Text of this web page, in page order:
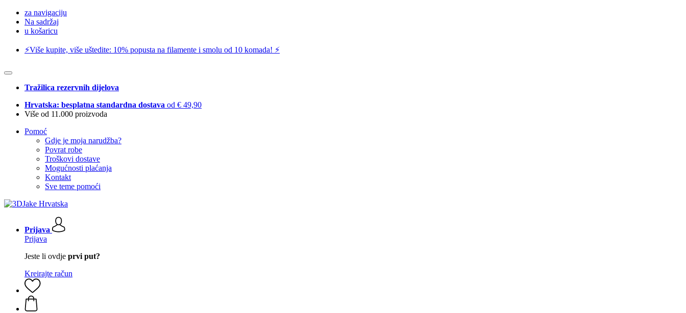
za navigaciju
Na sadržaj
u košaricu
⚡️Više kupite, više uštedite: 10% popusta na filamente i smolu od 10 komada! ⚡️
Tražilica rezervnih dijelova
Hrvatska: besplatna standardna dostava od € 49,90
Više od 11.000 proizvoda
Pomoć
Gdje je moja narudžba?
Povrat robe
Troškovi dostave
Mogućnosti plaćanja
Kontakt
Sve teme pomoći
Prijava
Prijava
Jeste li ovdje prvi put?
Kreirajte račun